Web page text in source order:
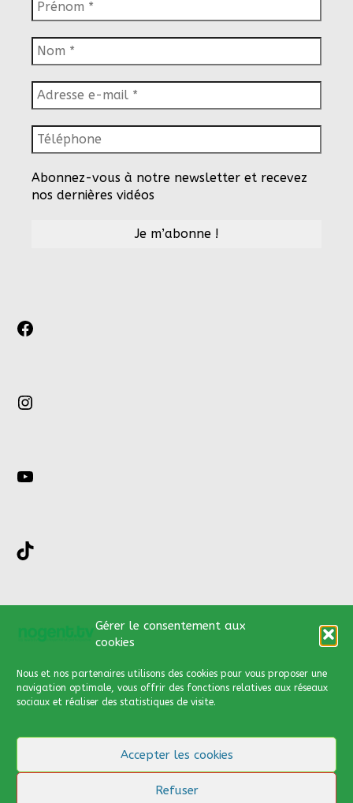
Gérer le consentement aux
cookies
Nous et nos partenaires utilisons des cookies pour vous proposer une
navigation optimale, vous offrir des fonctions relatives aux réseaux
sociaux et réaliser des statistiques de visite.
Accepter les cookies
Refuser
Abonnez-vous à notre newsletter et recevez
nos dernières vidéos
Facebook
Instagram
YouTube
TikTok
Nous contacter par :
contact@nogent.tv
contact
Cliquer
pour y accéder